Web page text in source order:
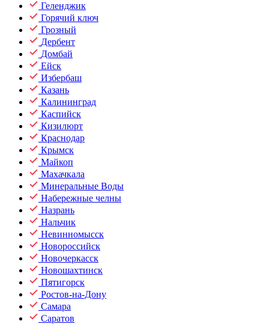
Геленджик
Горячий ключ
Грозный
Дербент
Домбай
Ейск
Избербаш
Казань
Калининград
Каспийск
Кизилюрт
Краснодар
Крымск
Майкоп
Махачкала
Минеральные Воды
Набережные челны
Назрань
Нальчик
Невинномысск
Новороссийск
Новочеркасск
Новошахтинск
Пятигорск
Ростов-на-Дону
Самара
Саратов